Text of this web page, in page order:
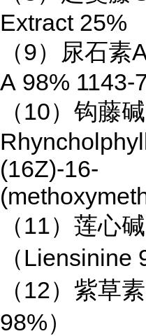
Extract 25%
（9）尿石
A 98% 1143-
（10）钩藤
(16Z)-16-
（11）莲心
（Liensinine
（12）紫草
98%）